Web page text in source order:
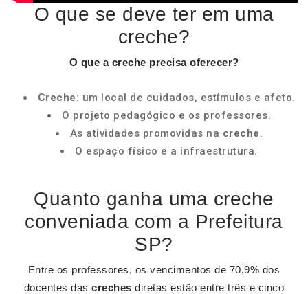
O que se deve ter em uma
creche?
O que a creche precisa oferecer?
Creche: um local de cuidados, estímulos e afeto.
O projeto pedagógico e os professores.
As atividades promovidas na creche.
O espaço físico e a infraestrutura.
Quanto ganha uma creche
conveniada com a Prefeitura
SP?
Entre os professores, os vencimentos de 70,9% dos
docentes dascreches diretas estão entre três e cinco